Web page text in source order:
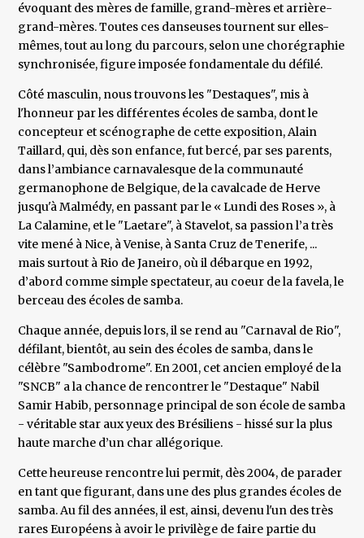
évoquant des mères de famille, grand-mères et arrière-
grand-mères. Toutes ces danseuses tournent sur elles-
mêmes, tout au long du parcours, selon une chorégraphie
synchronisée, figure imposée fondamentale du défilé.
Côté masculin, nous trouvons les "Destaques", mis à
l'honneur par les différentes écoles de samba, dont le
concepteur et scénographe de cette exposition, Alain
Taillard, qui, dès son enfance, fut bercé, par ses parents,
dans l’ambiance carnavalesque de la communauté
germanophone de Belgique, de la cavalcade de Herve
jusqu'à Malmédy, en passant par le « Lundi des Roses », à
La Calamine, et le "Laetare", à Stavelot, sa passion l’a très
vite mené à Nice, à Venise, à Santa Cruz de Tenerife, ...
mais surtout à Rio de Janeiro, où il débarque en 1992,
d’abord comme simple spectateur, au coeur de la favela, le
berceau des écoles de samba.
Chaque année, depuis lors, il se rend au "Carnaval de Rio",
défilant, bientôt, au sein des écoles de samba, dans le
célèbre "Sambodrome". En 2001, cet ancien employé de la
"SNCB" a la chance de rencontrer le "Destaque" Nabil
Samir Habib, personnage principal de son école de samba
- véritable star aux yeux des Brésiliens - hissé sur la plus
haute marche d’un char allégorique.
Cette heureuse rencontre lui permit, dès 2004, de parader
en tant que figurant, dans une des plus grandes écoles de
samba. Au fil des années, il est, ainsi, devenu l'un des très
rares Européens à avoir le privilège de faire partie du